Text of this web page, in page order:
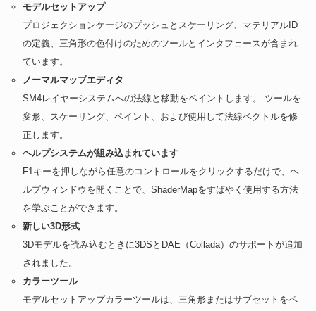
モデルセットアップ
プロジェクションケージのプッシュとスケーリング、マテリアルID
の定義、三角形の色付けのためのツールとインタフェースが含まれ
ています。
ノーマルマップエディタ
SM4レイヤーシステムへの法線と移動をペイントします。 ツールを
変形、スケーリング、ペイント、および使用して法線ベクトルを修
正します。
ヘルプシステムが組み込まれています
F1キーを押しながら任意のコントロールをクリックするだけで、ヘ
ルプウィンドウを開くことで、ShaderMapをすばやく使用する方法
を学ぶことができます。
新しい3D形式
3Dモデルを読み込むときに3DSとDAE（Collada）のサポートが追加
されました。
カラーツール
モデルセットアップカラーツールは、三角形またはサブセットをペ